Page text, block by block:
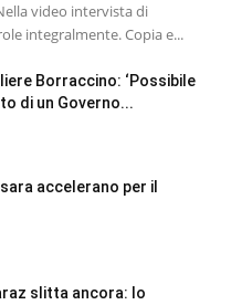
video intervista di
integralmente. Copia e...
Borraccino: ‘Possibile
di un Governo...
accelerano per il
slitta ancora: lo